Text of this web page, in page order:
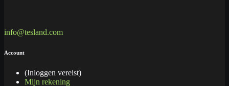
info@tesland.com
Account
(Inloggen vereist)
Mijn rekening